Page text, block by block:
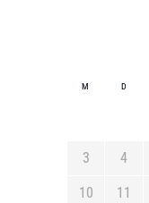
M D
3 4
10 11